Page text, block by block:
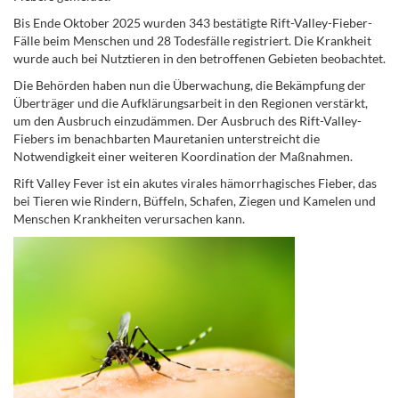
Bis Ende Oktober 2025 wurden 343 bestätigte Rift-Valley-Fieber-
Fälle beim Menschen und 28 Todesfälle registriert. Die Krankheit
wurde auch bei Nutztieren in den betroffenen Gebieten beobachtet.
Die Behörden haben nun die Überwachung, die Bekämpfung der
Überträger und die Aufklärungsarbeit in den Regionen verstärkt,
um den Ausbruch einzudämmen. Der Ausbruch des Rift-Valley-
Fiebers im benachbarten Mauretanien unterstreicht die
Notwendigkeit einer weiteren Koordination der Maßnahmen.
Rift Valley Fever ist ein akutes virales hämorrhagisches Fieber, das
bei Tieren wie Rindern, Büffeln, Schafen, Ziegen und Kamelen und
Menschen Krankheiten verursachen kann.